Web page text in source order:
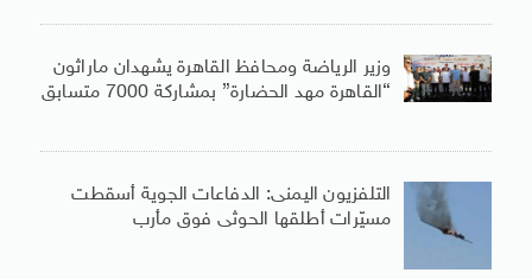
وزير الرياضة ومحافظ القاهرة يشهدان ماراثون
“القاهرة مهد الحضارة” بمشاركة 7000 متسابق
التلفزيون اليمنى: الدفاعات الجوية أسقطت
مسيّرات أطلقها الحوثى فوق مأرب